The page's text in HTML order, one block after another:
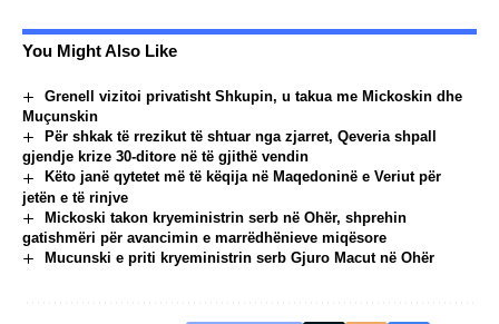
You Might Also Like
Grenell vizitoi privatisht Shkupin, u takua me Mickoskin dhe
Muçunskin
Për shkak të rrezikut të shtuar nga zjarret, Qeveria shpall
gjendje krize 30-ditore në të gjithë vendin
Këto janë qytetet më të këqija në Maqedoninë e Veriut për
jetën e të rinjve
Mickoski takon kryeministrin serb në Ohër, shprehin
gatishmëri për avancimin e marrëdhënieve miqësore
Mucunski e priti kryeministrin serb Gjuro Macut në Ohër